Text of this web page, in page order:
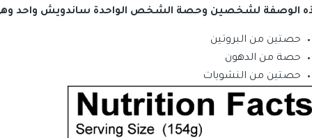
الوصفة لشخصين وحصة الشخص الواحدة ساندويش واحد
حصتين من البروتين
حصة من الدهون
حصتين من النشويات